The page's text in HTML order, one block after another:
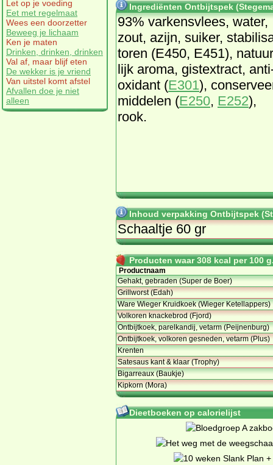
Let op je voeding
Eet met regelmaat
Wees een doorzetter
Beweeg je lichaam
Ken je maten
Drinken, drinken, drinken
Val af, maar blijf eten
De wekker is je vriend
Van uitstel komt afstel
Afvallen doe je niet
alleen
Ingrediënten Ontbijtspek
93% var­kens­vlees, wa­ter,
zout, azijn, sui­ker,
to­ren (E450, E451),
lijk aro­ma, gist­ex­tract,
oxi­dant (E301),
mid­de­len (E250, E252),
rook.
Inhoud verpakking Ontbijtspek
Schaaltje 60 gr
Producten waar 308 kcal per 100
Productnaam
Gehakt, gebraden (Super de Boer)
Grillworst (Edah)
Ware Wieger Kruidkoek (Wieger Ketellappers)
Volkoren knackebrod (Fjord)
Ontbijtkoek, parelkandij, vetarm (Peijnenburg)
Ontbijtkoek, volkoren gesneden, vetarm (Plus)
Krenten
Satesaus kant & klaar (Trophy)
Bigarreaux (Baukje)
Kipkorn (Mora)
Dieetboeken op calorielijst